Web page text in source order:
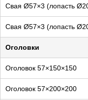
Свая Ø57×3 (лопасть
Свая Ø57×3 (лопасть
Оголовки
Оголовок 57×150×150
Оголовок 57×200×200